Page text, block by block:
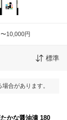
〜10,000円
標準
合があります。
かな醤油漬 180